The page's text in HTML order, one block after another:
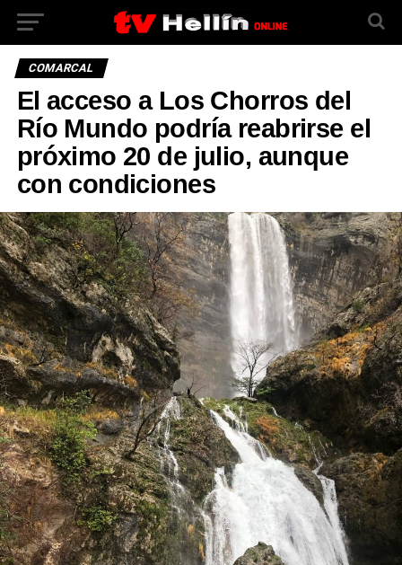
COMARCAL
El acceso a Los Chorros del
Río Mundo podría reabrirse el
próximo 20 de julio, aunque
con condiciones